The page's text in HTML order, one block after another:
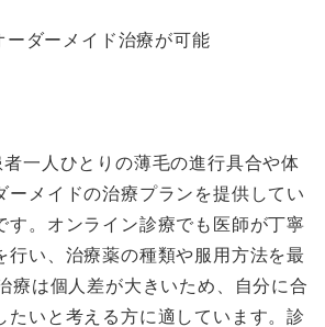
ーダーメイド治療が可能
一人ひとりの薄毛の進行具合や体
ーメイドの治療プランを提供してい
す。オンライン診療でも医師が丁寧
行い、治療薬の種類や服用方法を最
療は個人差が大きいため、自分に合
たいと考える方に適しています。診